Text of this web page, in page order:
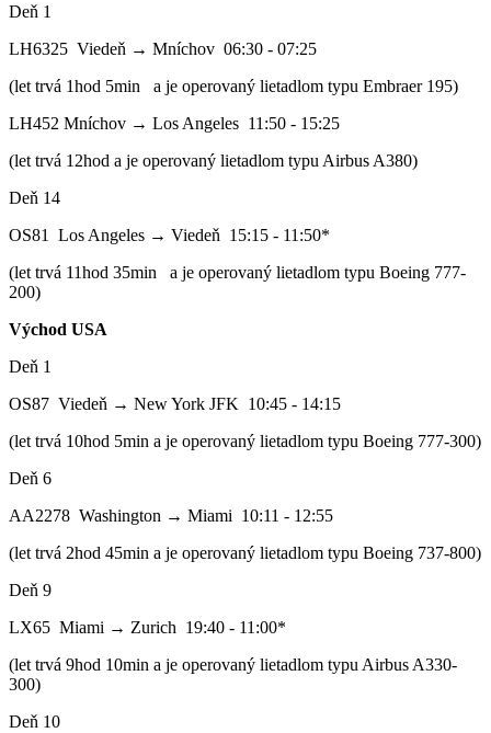
Deň 1
LH6325 Viedeň → Mníchov 06:30 - 07:25
(let trvá 1hod 5min a je operovaný lietadlom typu Embraer 195)
LH452 Mníchov → Los Angeles 11:50 - 15:25
(let trvá 12hod a je operovaný lietadlom typu Airbus A380)
Deň 14
OS81 Los Angeles → Viedeň 15:15 - 11:50*
(let trvá 11hod 35min a je operovaný lietadlom typu Boeing 777-
200)
Východ USA
Deň 1
OS87 Viedeň → New York JFK 10:45 - 14:15
(let trvá 10hod 5min a je operovaný lietadlom typu Boeing 777-300)
Deň 6
AA2278 Washington → Miami 10:11 - 12:55
(let trvá 2hod 45min a je operovaný lietadlom typu Boeing 737-800)
Deň 9
LX65 Miami → Zurich 19:40 - 11:00*
(let trvá 9hod 10min a je operovaný lietadlom typu Airbus A330-
300)
Deň 10